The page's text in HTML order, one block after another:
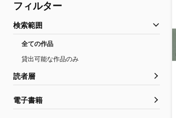
フィルター
検索範囲
全ての作品
貸出可能な作品のみ
読者層
電子書籍